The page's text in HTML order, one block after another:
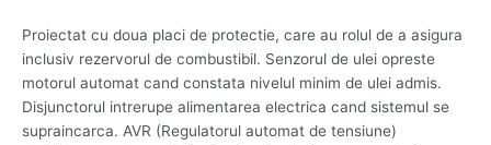
Proiectat cu doua placi de protectie, care au rolul de a asigura
inclusiv rezervorul de combustibil. Senzorul de ulei opreste
motorul automat cand constata nivelul minim de ulei admis.
Disjunctorul intrerupe alimentarea electrica cand sistemul se
supraincarca. AVR (Regulatorul automat de tensiune)